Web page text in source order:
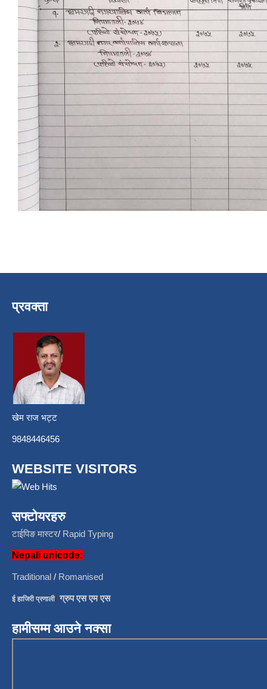
प्रवक्ता
खेम राज भट्ट
9848446456
WEBSITE VISITORS
सफ्टोयरहरु
टाईपिङ मास्टर/ Rapid Typing
Nepali unicode:
Traditional / Romanised
ई हाजिरी प्रणाली/ग्रुप एस एम एस
हामीसम्म आउने नक्सा